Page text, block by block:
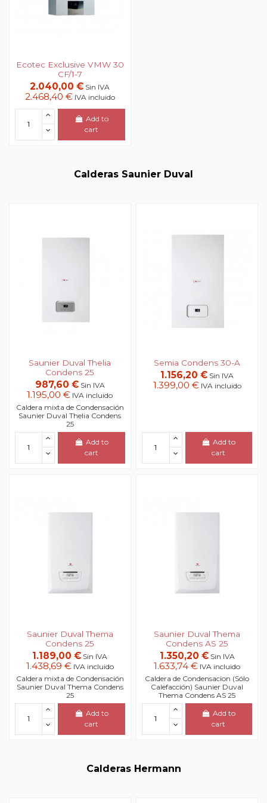
Ecotec Exclusive VMW 30
CF/1-7
2.040,00 € Sin IVA
2.468,40 € IVA incluido
Add to
cart
Calderas Saunier Duval
Saunier Duval Thelia
Condens 25
987,60 € Sin IVA
1.195,00 € IVA incluido
Caldera mixta de Condensación
Saunier Duval Thelia Condens
25
Add to
cart
Semia Condens 30-A
1.156,20 € Sin IVA
1.399,00 € IVA incluido
Add to
cart
Saunier Duval Thema
Condens 25
1.189,00 € Sin IVA
1.438,69 € IVA incluido
Caldera mixta de Condensación
Saunier Duval Thema Condens
25
Add to
cart
Saunier Duval Thema
Condens AS 25
1.350,20 € Sin IVA
1.633,74 € IVA incluido
Caldera de Condensacion (Sólo
Calefacción) Saunier Duval
Thema Condens AS 25
Add to
cart
Calderas Hermann